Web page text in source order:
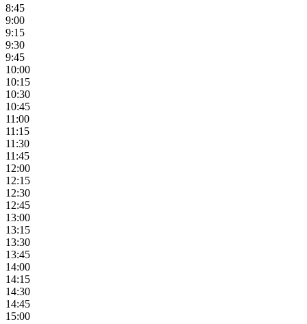
8:45
9:00
9:15
9:30
9:45
10:00
10:15
10:30
10:45
11:00
11:15
11:30
11:45
12:00
12:15
12:30
12:45
13:00
13:15
13:30
13:45
14:00
14:15
14:30
14:45
15:00